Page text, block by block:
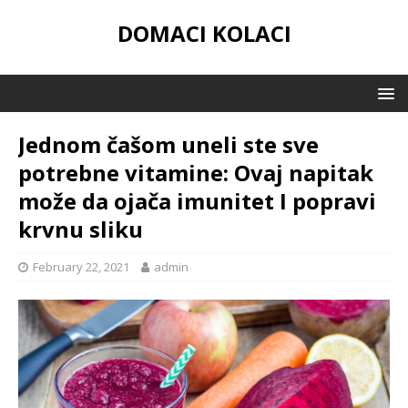
DOMACI KOLACI
Jednom čašom uneli ste sve
potrebne vitamine: Ovaj napitak
može da ojača imunitet I popravi
krvnu sliku
February 22, 2021 admin